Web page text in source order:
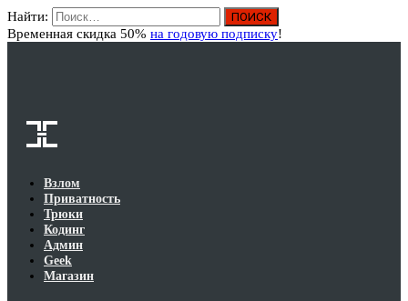
Найти:
Временная скидка 50% на годовую подписку!
Взлом
Приватность
Трюки
Кодинг
Админ
Geek
Магазин